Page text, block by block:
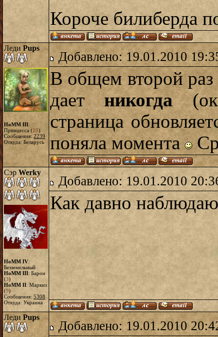
Короче билиберда
Леди Pups
HoMM III:
Принцесса (19)
Сообщения: 2239
Откуда: Беларусь
Добавлено: 19.01.2010
В общем второй раз
даетникогда
страница
поняла момента
Сэр Werky
HoMM IV:
Безземельный
HoMM III: Барон
(3)
HoMM II: Маркиз
(9)
Сообщения: 5308
Откуда: Украина
Добавлено: 19.01.2010
Как давно
Леди Pups
Добавлено: 19.01.2010